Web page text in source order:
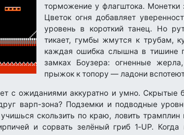
торможение у флагштока. Монетки
Цветок огня добавляет
уровень в короткий танец. Но
тикает, гумбы жмутся к трубам,
каждая ошибка слышна в тишине
замках Боузера: огненные
прыжок к топору — ладони вспотеют
с ожиданиями аккуратно и умно. Скрытые
варп-зона? Подземки и подводные
скользить по краю, ловить трамплин
и сорвать зелёный гриб 1‑UP.